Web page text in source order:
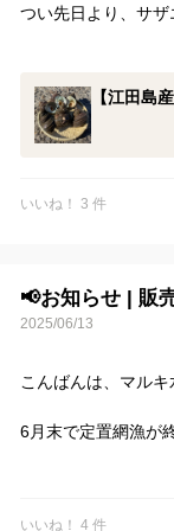
つい先日より、サ
お刺身用の大きい
料理に活躍するこ
弊社のサザエはし
肝の先端(ツノ)が白
この機会に瀬戸内の
【江田島
いいね！ 3 件
📢お知らせ | 販
2025/06/13
こんばんは、マル
6月末で定置網漁が
すべての鮮魚の販
いいね！ 4 件